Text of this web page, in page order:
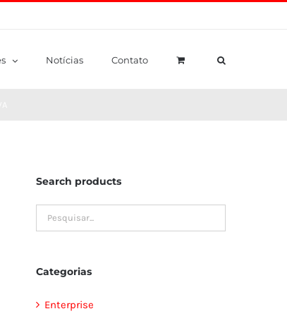
Notícias Contato
Search products
Categorias
Enterprise